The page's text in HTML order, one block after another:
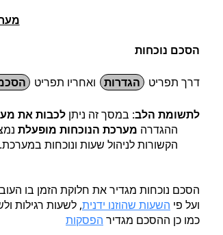
הסכם נוכחות
דרך תפריט הגדרות ואחריו תפריט
לתשומת הלב: במסך זה ניתן לכבות את
ההגדרה מערכת הנוכחות מופעלת
הקשורות לניהול שעות ונוכחות
הסכם נוכחות מגדיר את חלוקת הזמן בו
ועל פי השעות שהוזנו ידנית, לשעות רגילות
כמו כן ההסכם מגדיר הפסקות